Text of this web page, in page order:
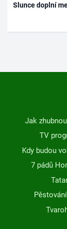
Slunce doplní
Jak
TV
Kdy budou
7 pádů